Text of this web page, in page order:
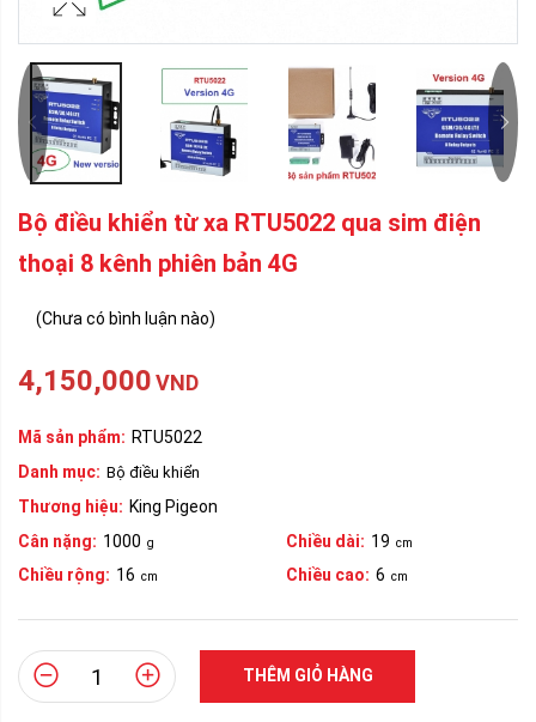
Bộ điều khiển từ xa RTU5022 qua sim điện
thoại 8 kênh phiên bản 4G
(Chưa có bình luận nào)
4,150,000VND
Mã sản phẩm: RTU5022
Danh mục: Bộ điều khiển
Thương hiệu: King Pigeon
Cân nặng: 1000 g Chiều dài: 19 cm
Chiều rộng: 16 cm Chiều cao: 6 cm
THÊM GIỎ HÀNG